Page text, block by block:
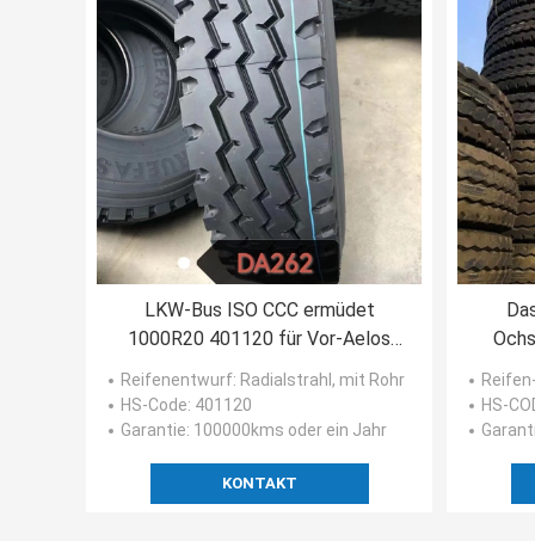
LKW-Bus ISO CCC ermüdet
1000R20 401120 für Vor-Aelos
Linglong
Reifenentwurf: Radialstrahl, mit Rohr
HS-Code: 401120
Garantie: 100000kms oder ein Jahr
KONTAKT
HS-